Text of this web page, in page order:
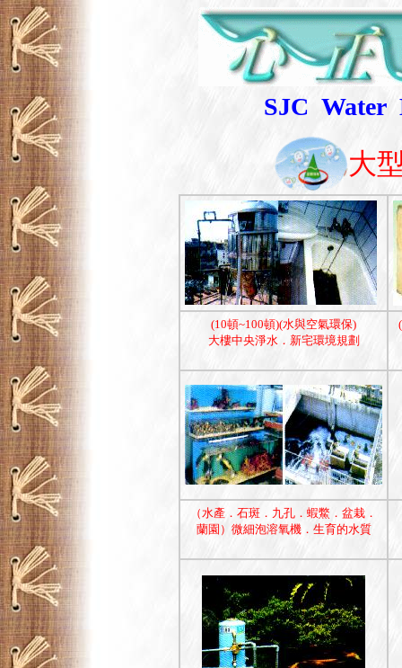
SJC Water
大
(10頓~100頓)(水與空氣環保)
大樓中央淨水．新宅環境規劃
（水產．石斑．九孔．蝦鱉．盆栽．
蘭園）微細泡溶氧機．生育的水質